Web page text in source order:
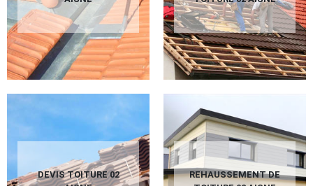
DEVIS TOITURE 02
REHAUSSEMENT DE